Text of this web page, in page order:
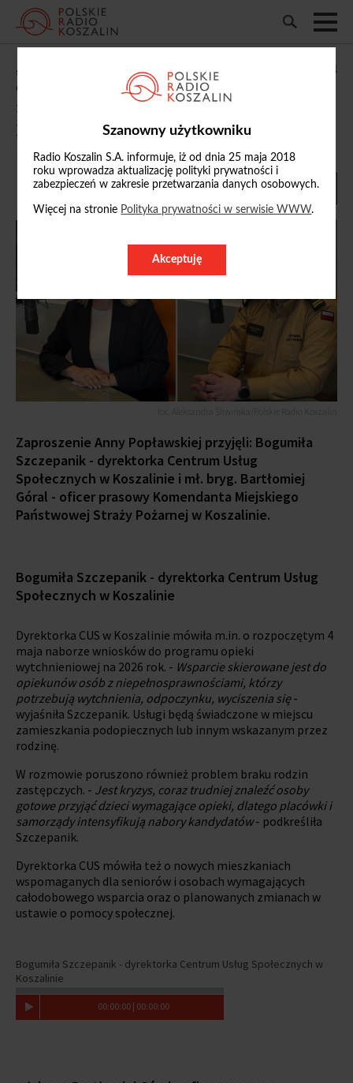
Szanowny użytkowniku
Radio Koszalin S.A. informuje, iż od dnia 25 maja 2018
roku wprowadza aktualizację polityki prywatności i
zabezpieczeń w zakresie przetwarzania danych osobowych.
Więcej na stronie Polityka prywatności w serwisie WWW.
Akceptuję
„Studio Bałtyk Koszalin”: m.in. o wsparciu
opiekunów osób z
niepełnosprawnościami i zagrożeniu
pożarowym w lasach
11/05/2026, 11:10
Zaproszenie Anny Popławskiej przyjęli: Bogumiła
Szczepanik - dyrektorka Centrum Usług
Społecznych w Koszalinie i mł. bryg. Bartłomiej
Góral - oficer prasowy Komendanta Miejskiego
Państwowej Straży Pożarnej w Koszalinie.
Bogumiła Szczepanik - dyrektorka Centrum Usług
Społecznych w Koszalinie
Dyrektorka CUS w Koszalinie mówiła m.in. o rozpoczętym 4
maja naborze wniosków do programu opieki
wytchnieniowej na 2026 rok. - Wsparcie skierowane jest do
opiekunów osób z niepełnosprawnościami, którzy
potrzebują wytchnienia, odpoczynku, wyciszenia się-
wyjaśniła Szczepanik. Usługi będą świadczone w miejscu
zamieszkania podopiecznych lub innym wskazanym przez
rodzinę.
W rozmowie poruszono również problem braku rodzin
zastępczych. - Jest kryzys, coraz trudniej znaleźć osoby
gotowe przyjąć dzieci wymagające opieki, dlatego placówki i
samorządy intensyfikują nabory kandydatów- podkreśliła
Szczepanik.
Dyrektorka CUS mówiła też o nowych mieszkaniach
wspomaganych dla seniorów i osobach wymagających
całodobowego wsparcia oraz o planowanych zmianach w
ustawie o pomocy społecznej.
Bogumiła Szczepanik - dyrektorka Centrum Usług Społecznych w
Koszalinie
00:00:00 | 00:00:00